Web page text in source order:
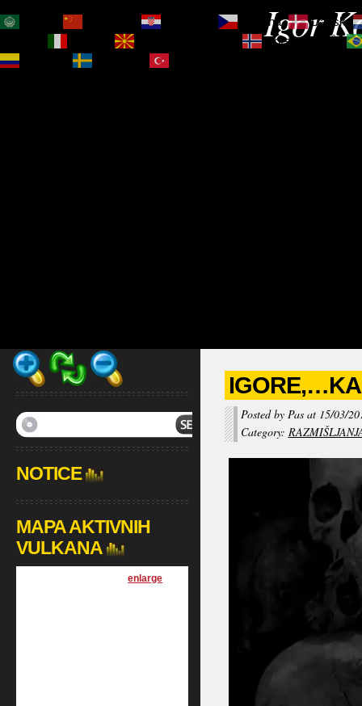
Igor
Posted by Pas at 15/03/
Category:
NOTICE
MAPA AKTIVNIH
VULKANA
[enlarge
Čeština‎
Dansk
Norsk bokmål